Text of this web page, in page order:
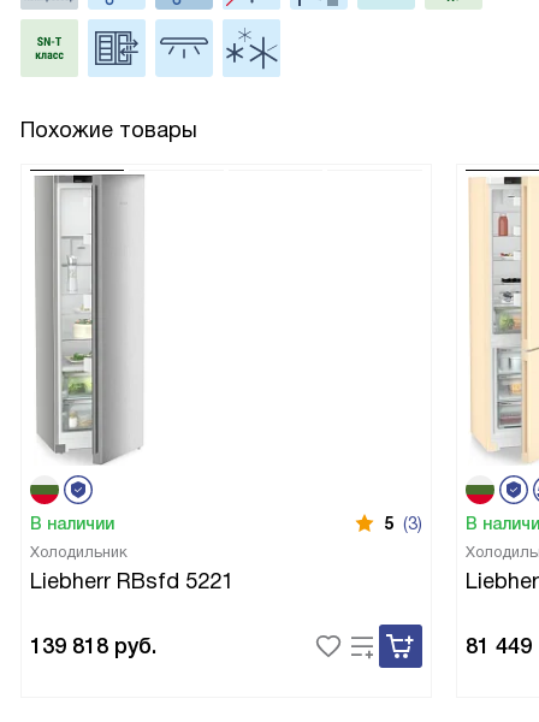
Похожие товары
В наличии 5 (3)
Холодильник
Liebherr RBsfd 5221
139 818 руб.
В
81 449